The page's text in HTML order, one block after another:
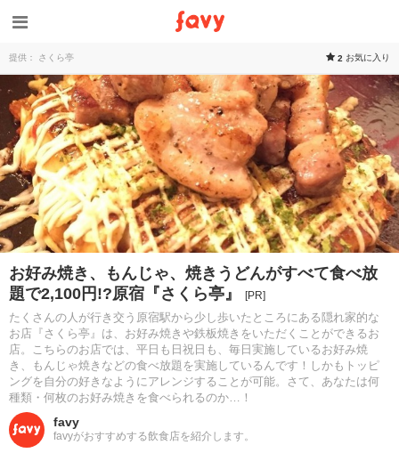
提供： さくら亭 2 お気に入り
お好み焼き、もんじゃ、焼きうどんがすべて食べ放
題で2,100円!?原宿『さくら亭』
[PR]
たくさんの人が行き交う原宿駅から少し歩いたところにある隠れ家的な
お店『さくら亭』は、お好み焼きや鉄板焼きをいただくことができるお
店。こちらのお店では、平日も日祝日も、毎日実施しているお好み焼
き、もんじゃ焼きなどの食べ放題を実施しているんです！しかもトッピ
ングを自分の好きなようにアレンジすることが可能。さて、あなたは何
種類・何枚のお好み焼きを食べられるのか…！
favy
favyがおすすめする飲食店を紹介します。